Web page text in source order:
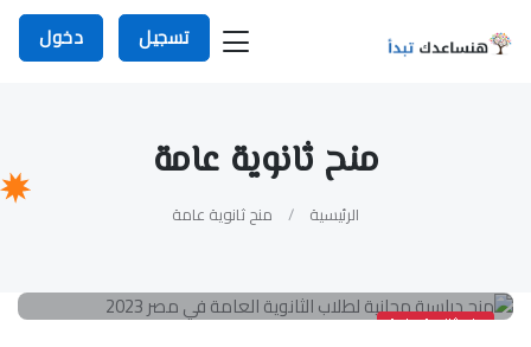
تسجيل دخول
منح ثانوية عامة
الرئيسية منح ثانوية عامة
منح ثانوية عامة